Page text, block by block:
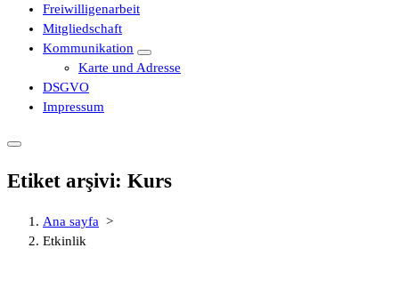
Freiwilligenarbeit
Mitgliedschaft
Kommunikation
Karte und Adresse
DSGVO
Impressum
Etiket arşivi: Kurs
Ana sayfa >
Etkinlik